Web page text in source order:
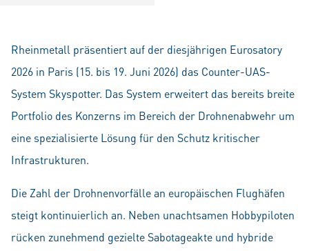
Rheinmetall präsentiert auf der diesjährigen Eurosatory
2026 in Paris (15. bis 19. Juni 2026) das Counter-UAS-
System Skyspotter. Das System erweitert das bereits breite
Portfolio des Konzerns im Bereich der Drohnenabwehr um
eine spezialisierte Lösung für den Schutz kritischer
Infrastrukturen.
Die Zahl der Drohnenvorfälle an europäischen Flughäfen
steigt kontinuierlich an. Neben unachtsamen Hobbypiloten
rücken zunehmend gezielte Sabotageakte und hybride